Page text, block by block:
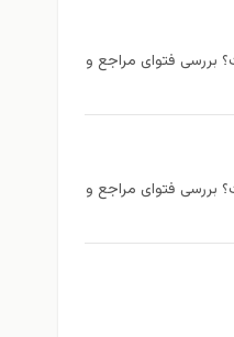
بررسی فتوای مراجع و
بررسی فتوای مراجع و